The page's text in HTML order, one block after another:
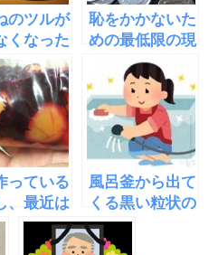
のツルが
くなった
処法
恥をかかないた
めの最低限の現
金給油知識
っている
、最近は
くても良
もある
風呂釜から出て
くる黒い粒状の
ゴミはジャバし
てもダメならプ